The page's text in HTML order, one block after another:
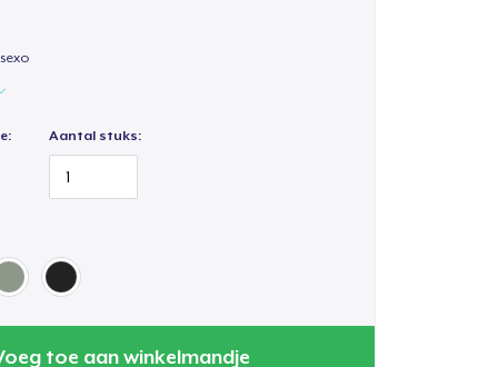
Aantal stuks:
toe aan winkelmandje